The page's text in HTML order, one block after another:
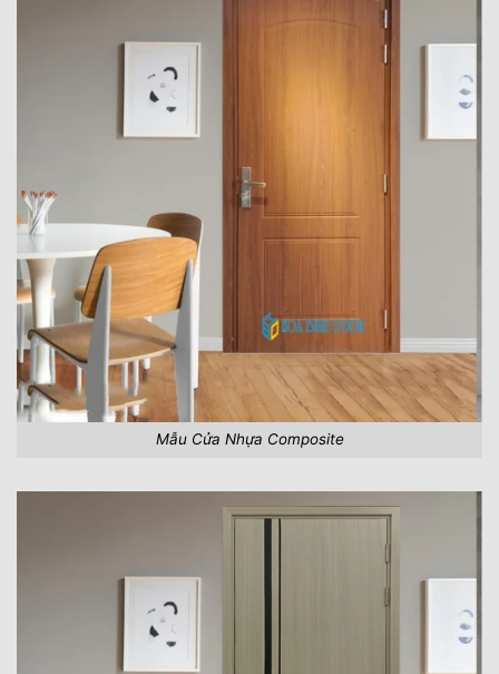
Mẫu Cửa Nhựa Composite